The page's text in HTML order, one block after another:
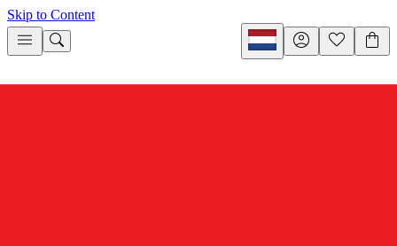
Skip to Content